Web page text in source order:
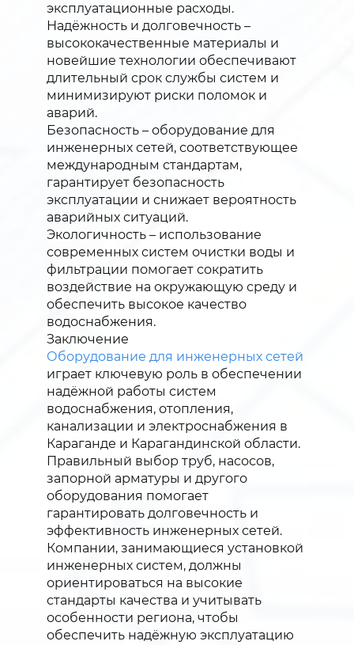
эксплуатационные расходы.
Надёжность и долговечность –
высококачественные материалы и
новейшие технологии обеспечивают
длительный срок службы систем и
минимизируют риски поломок и
аварий.
Безопасность – оборудование для
инженерных сетей, соответствующее
международным стандартам,
гарантирует безопасность
эксплуатации и снижает вероятность
аварийных ситуаций.
Экологичность – использование
современных систем очистки воды и
фильтрации помогает сократить
воздействие на окружающую среду и
обеспечить высокое качество
водоснабжения.
Заключение
Оборудование для инженерных сетей
играет ключевую роль в обеспечении
надёжной работы систем
водоснабжения, отопления,
канализации и электроснабжения в
Караганде и Карагандинской области.
Правильный выбор труб, насосов,
запорной арматуры и другого
оборудования помогает
гарантировать долговечность и
эффективность инженерных сетей.
Компании, занимающиеся установкой
инженерных систем, должны
ориентироваться на высокие
стандарты качества и учитывать
особенности региона, чтобы
обеспечить надёжную эксплуатацию